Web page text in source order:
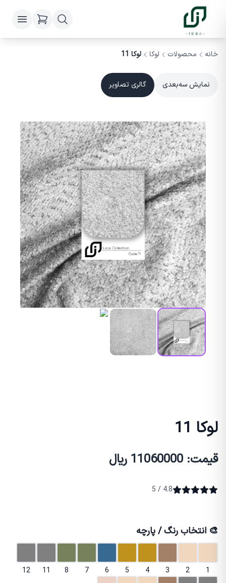
خانه محصولات لوکا لوکا 11
نمایش سه‌بعدی گالری تصاویر
لوکا 11
قیمت: 11060000 ریال
4.8 / 5
🎨 انتخاب رنگ / پارچه
1
2
3
4
5
6
7
8
11
12